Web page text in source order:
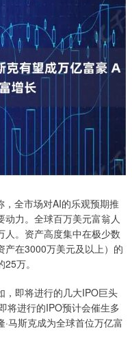
全市场对AI的乐观预期推
力。全球百万美元富翁人
。资产高度集中在极少数
产在3000万美元及以上）的
万。
，即将进行的几大IPO巨头
将进行的IPO预计会催生多
马斯克成为全球首位万亿富